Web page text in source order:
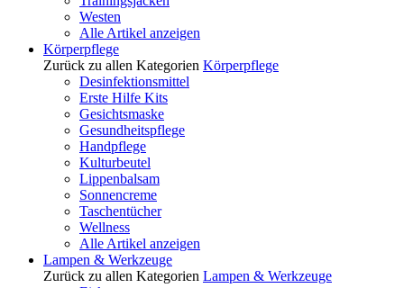
Westen
Alle Artikel anzeigen
Körperpflege
Zurück zu allen Kategorien Körperpflege
Desinfektionsmittel
Erste Hilfe Kits
Gesichtsmaske
Gesundheitspflege
Handpflege
Kulturbeutel
Lippenbalsam
Sonnencreme
Taschentücher
Wellness
Alle Artikel anzeigen
Lampen & Werkzeuge
Zurück zu allen Kategorien Lampen & Werkzeuge